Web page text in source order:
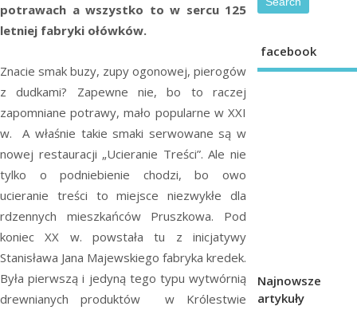
potrawach a wszystko to w sercu 125
letniej fabryki ołówków.
Znacie smak buzy, zupy ogonowej, pierogów
z dudkami? Zapewne nie, bo to raczej
zapomniane potrawy, mało popularne w XXI
w. A właśnie takie smaki serwowane są w
nowej restauracji „Ucieranie Treści”. Ale nie
tylko o podniebienie chodzi, bo owo
ucieranie treści to miejsce niezwykłe dla
rdzennych mieszkańców Pruszkowa. Pod
koniec XX w. powstała tu z inicjatywy
Stanisława Jana Majewskiego fabryka kredek.
Była pierwszą i jedyną tego typu wytwórnią
drewnianych produktów w Królestwie
facebook
Najnowsze
artykuły